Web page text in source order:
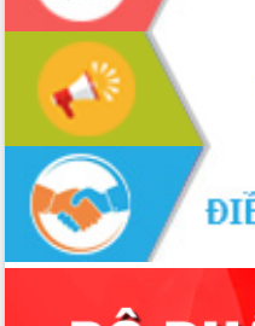
Chuyển đổi số thư viện: Mở rộng
không gian tri thức trong thời đại số
Đánh giá, rút kinh nghiệm công tác tổ
chức diễn tập trước ngày bầu cử
Chương trình “Gặp gỡ hữu nghị –
Friendship Meeting New Year 2026”
Bầu cử Quốc hội và HĐND: Cử tri Đắk
Lắk gửi gắm niềm tin, kỳ vọng vào lá
phiếu
Đắk Lắk sẵn sàng các điều kiện cho
khóa XVI và HĐND các cấp nhiệm kỳ